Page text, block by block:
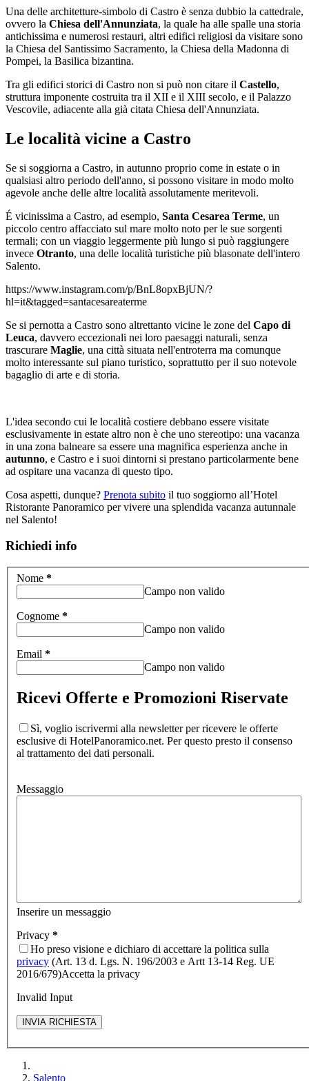
Una delle architetture-simbolo di Castro è senza dubbio la cattedrale,
ovvero la Chiesa dell'Annunziata, la quale ha alle spalle una storia
antichissima e numerosi restauri, altri edifici religiosi da visitare sono
la Chiesa del Santissimo Sacramento, la Chiesa della Madonna di
Pompei, la Basilica bizantina.
Tra gli edifici storici di Castro non si può non citare il Castello,
struttura imponente costruita tra il XII e il XIII secolo, e il Palazzo
Vescovile, adiacente alla già citata Chiesa dell'Annunziata.
Le località vicine a Castro
Se si soggiorna a Castro, in autunno proprio come in estate o in
qualsiasi altro periodo dell'anno, si possono visitare in modo molto
agevole anche delle altre località assolutamente meritevoli.
É vicinissima a Castro, ad esempio, Santa Cesarea Terme, un
piccolo centro affacciato sul mare molto noto per le sue sorgenti
termali; con un viaggio leggermente più lungo si può raggiungere
invece Otranto, una delle località turistiche più blasonate dell'intero
Salento.
https://www.instagram.com/p/BnL8opxBjUN/?
hl=it&tagged=santacesareaterme
Se si pernotta a Castro sono altrettanto vicine le zone del Capo di
Leuca, davvero eccezionali nei loro paesaggi naturali, senza
trascurare Maglie, una città situata nell'entroterra ma comunque
molto interessante sul piano turistico, soprattutto per il suo notevole
bagaglio di arte e di storia.
L'idea secondo cui le località costiere debbano essere visitate
esclusivamente in estate altro non è che uno stereotipo: una vacanza
in una zona balneare sa essere una magnifica esperienza anche in
autunno, e Castro e i suoi dintorni si prestano particolarmente bene
ad ospitare una vacanza di questo tipo.
Cosa aspetti, dunque? Prenota subito il tuo soggiorno all’Hotel
Ristorante Panoramico per vivere una splendida vacanza autunnale
nel Salento!
Richiedi info
Nome *
Campo non valido
Cognome *
Campo non valido
Email *
Campo non valido
Ricevi Offerte e Promozioni Riservate
Sì, voglio iscrivermi alla newsletter per ricevere le offerte
esclusive di HotelPanoramico.net. Per questo presto il consenso
al trattamento dei dati personali.
Messaggio
Inserire un messaggio
Privacy *
Ho preso visione e dichiaro di accettare la politica sulla
privacy (Art. 13 d. Lgs. N. 196/2003 e Artt 13-14 Reg. UE
2016/679)Accetta la privacy
Invalid Input
Salento